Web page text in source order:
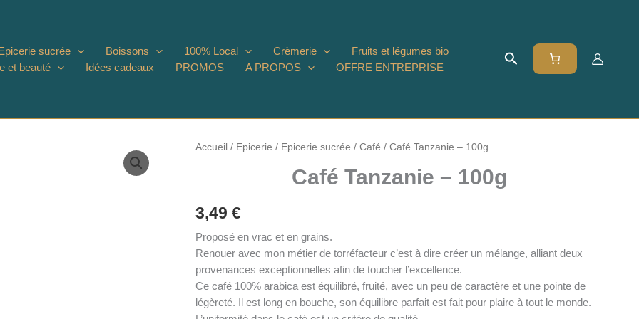
sucrée Boissons 100% Local Crèmerie
Fruits et légumes bio
et beauté Idées cadeaux PROMOS A PROPOS OFFRE ENTREPRISE
Rechercher
Accueil / Epicerie / Epicerie sucrée / Café / Café Tanzanie – 100g
Café Tanzanie – 100g
3,49 €
Proposé en vrac et en grains.
Renouer avec mon métier de torréfacteur c’est à dire créer un mélange, alliant deux
provenances exceptionnelles afin de toucher l’excellence.
Ce café 100% arabica est équilibré, fruité, avec un peu de caractère et une pointe de
légèreté. Il est long en bouche, son équilibre parfait est fait pour plaire à tout le monde.